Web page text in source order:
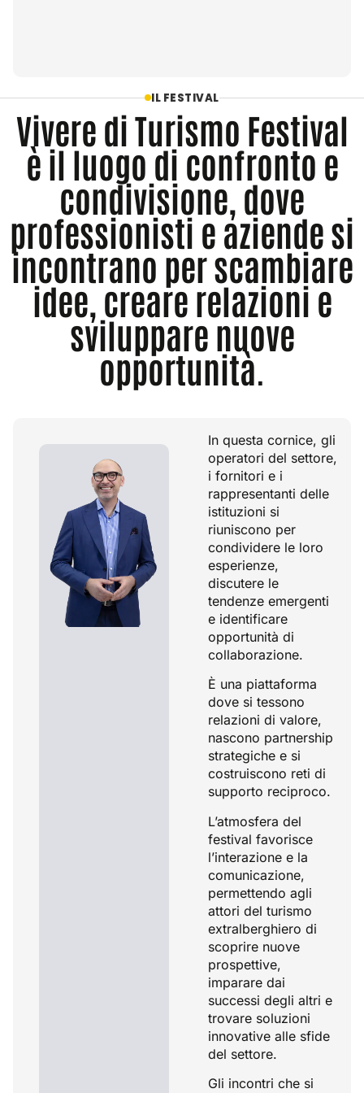
IL FESTIVAL
Vivere di Turismo Festival
è il luogo di confronto e
condivisione, dove
professionisti e aziende si
incontrano per scambiare
idee, creare relazioni e
sviluppare nuove
opportunità.
In questa cornice, gli
operatori del settore,
i fornitori e i
rappresentanti delle
istituzioni si
riuniscono per
condividere le loro
esperienze,
discutere le
tendenze emergenti
e identificare
opportunità di
collaborazione.
È una piattaforma
dove si tessono
relazioni di valore,
nascono partnership
strategiche e si
costruiscono reti di
supporto reciproco.
L’atmosfera del
festival favorisce
l’interazione e la
comunicazione,
permettendo agli
attori del turismo
extralberghiero di
scoprire nuove
prospettive,
imparare dai
successi degli altri e
trovare soluzioni
innovative alle sfide
del settore.
Gli incontri che si